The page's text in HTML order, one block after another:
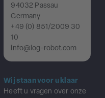
94032 Passau
Germany
+49 (0) 851/2009 30
10
info@log-robot.com
Wij staan voor u klaar
Heeft u vragen over onze